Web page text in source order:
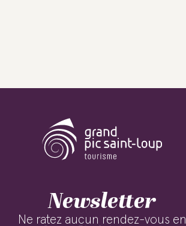
Newsletter
Ne ratez aucun rendez-vous en